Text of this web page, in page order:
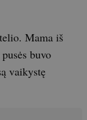
Mama iš
buvo
vaikystę